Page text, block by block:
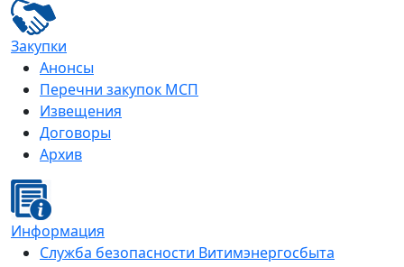
Закупки
Анонсы
Перечни закупок МСП
Извещения
Договоры
Архив
Информация
Служба безопасности Витимэнергосбыта